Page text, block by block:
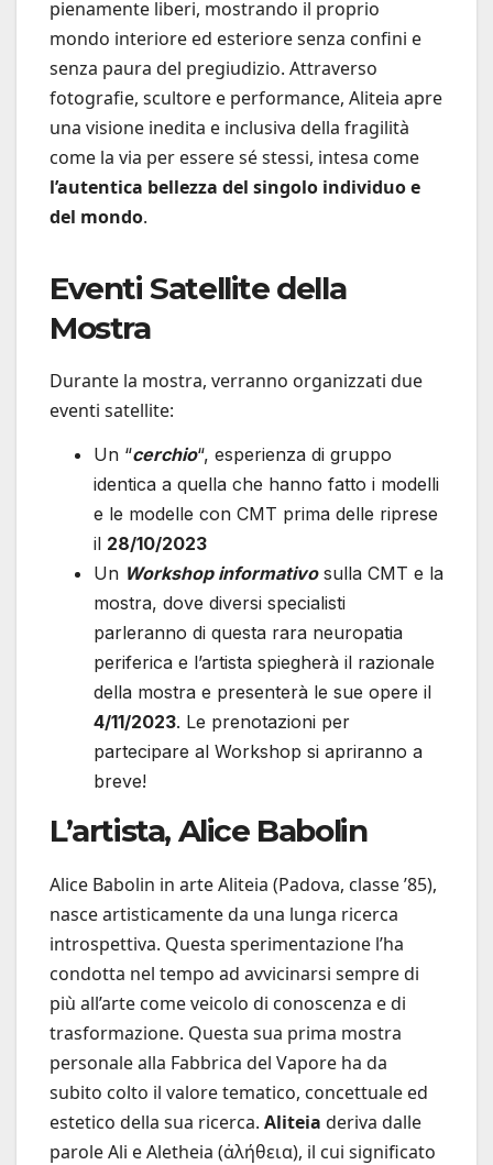
pienamente liberi, mostrando il proprio
mondo interiore ed esteriore senza confini e
senza paura del pregiudizio. Attraverso
fotografie, scultore e performance, Aliteia apre
una visione inedita e inclusiva della fragilità
come la via per essere sé stessi, intesa come
l’autentica bellezza del singolo individuo e
del mondo.
Eventi Satellite della
Mostra
Durante la mostra, verranno organizzati due
eventi satellite:
Un “cerchio“, esperienza di gruppo
identica a quella che hanno fatto i modelli
e le modelle con CMT prima delle riprese
il 28/10/2023
Un Workshop informativosulla CMT e la
mostra, dove diversi specialisti
parleranno di questa rara neuropatia
periferica e l’artista spiegherà il razionale
della mostra e presenterà le sue opere il
4/11/2023. Le prenotazioni per
partecipare al Workshop si apriranno a
breve!
L’artista, Alice Babolin
Alice Babolin in arte Aliteia (Padova, classe ’85),
nasce artisticamente da una lunga ricerca
introspettiva. Questa sperimentazione l’ha
condotta nel tempo ad avvicinarsi sempre di
più all’arte come veicolo di conoscenza e di
trasformazione. Questa sua prima mostra
personale alla Fabbrica del Vapore ha da
subito colto il valore tematico, concettuale ed
estetico della sua ricerca. Aliteia deriva dalle
parole Ali e Aletheia (ἀλήθεια), il cui significato